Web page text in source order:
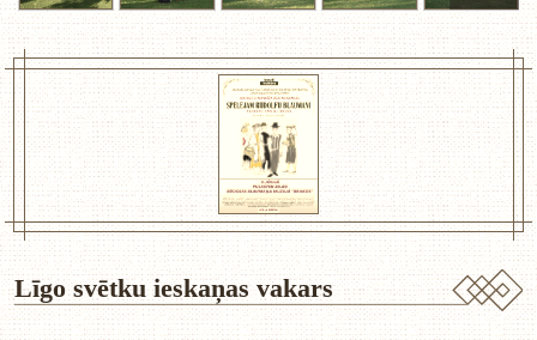
Līgo svētku ieskaņas vakars